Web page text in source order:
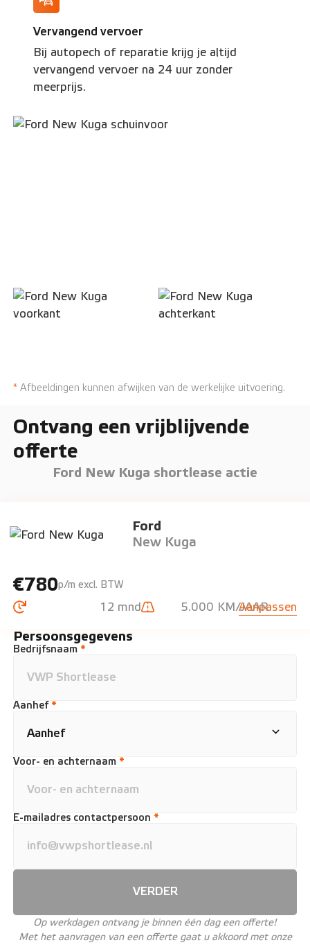
Vervangend vervoer
Bij autopech of reparatie krijg je altijd
vervangend vervoer na 24 uur zonder
meerprijs.
* Afbeeldingen kunnen afwijken van de werkelijke uitvoering.
Ontvang een vrijblijvende
offerte
Ford New Kuga shortlease actie
Ford
New Kuga
€780p/m excl. BTW
12 mnd 5.000 KM/JAARAanpassen
Persoonsgegevens
Bedrijfsnaam *
Aanhef *
Voor- en achternaam *
E-mailadres contactpersoon *
VERDER
Op werkdagen ontvang je binnen één dag een offerte!
Met het aanvragen van een offerte gaat u akkoord met onze